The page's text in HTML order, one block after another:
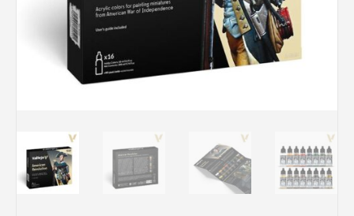
Bateaux
Figurines
Carte cadeau
Maquette par marque
Contact